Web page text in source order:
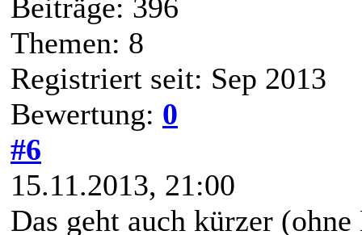
Beiträge: 396
Themen: 8
Registriert seit: Sep 2013
Bewertung: 0
#6
15.11.2013, 21:00
Das geht auch kürzer